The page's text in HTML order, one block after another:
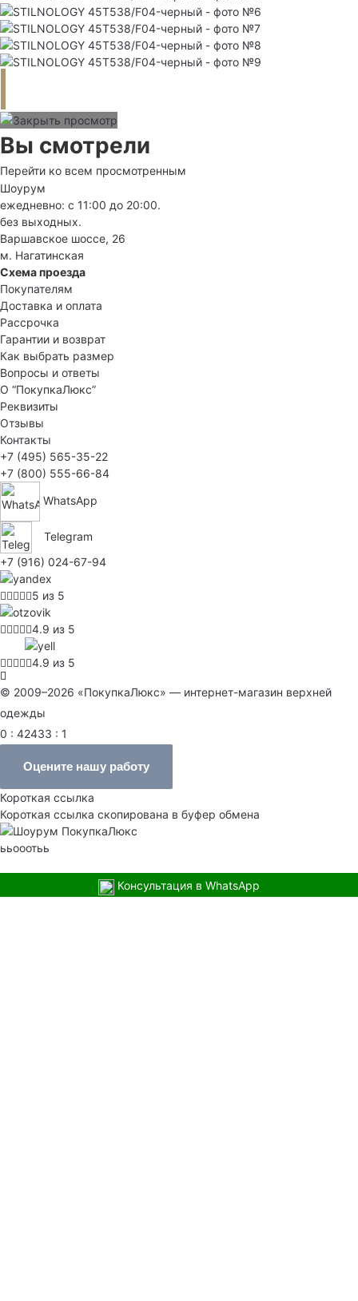
Вы смотрели
Перейти ко всем просмотренным
Шоурум
ежедневно: с 11:00 до 20:00.
без выходных.
Варшавское шоссе, 26
м. Нагатинская
Схема проезда
Покупателям
Доставка и оплата
Рассрочка
Гарантии и возврат
Как выбрать размер
Вопросы и ответы
О “ПокупкаЛюкс”
Реквизиты
Отзывы
Контакты
+7 (495) 565-35-22
+7 (800) 555-66-84
WhatsApp
Telegram
+7 (916) 024-67-94
5 из 5
4.9 из 5
4.9 из 5
© 2009–2026 «ПокупкаЛюкс» — интернет-магазин верхней
одежды
0 : 42433 : 1
Оцените нашу работу
Короткая ссылка
Короткая ссылка скопирована в буфер обмена
ььооотьь
Консультация в WhatsApp